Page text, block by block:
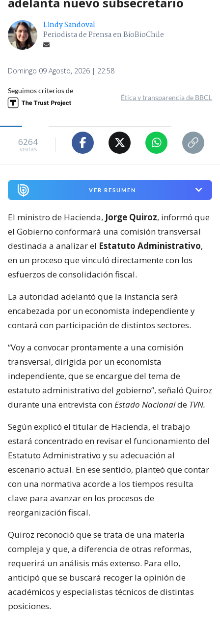
Lindy Sandoval
Periodista de Prensa en BioBioChile
Domingo 09 Agosto, 2026 | 22:58
Seguimos criterios de
Ética y transparencia de BBCL
6264
visitas
VER RESUMEN
El ministro de Hacienda, Jorge Quiroz, informó que
el Gobierno conformará una comisión transversal
destinada a analizar el Estatuto Administrativo,
en un proceso que vinculó directamente con los
esfuerzos de consolidación fiscal.
La autoridad adelantó que la instancia será
encabezada por un economista independiente y
contará con participación de distintos sectores.
“Voy a convocar prontamente a una comisión
transversal, dirigida por un economista
independiente, que se encargue del tema de
estatuto administrativo del gobierno”, señaló Quiroz
durante una entrevista con Estado Nacionalde TVN.
Según explicó el titular de Hacienda, el trabajo
estará concentrado en revisar el funcionamiento del
Estatuto Administrativo y su adecuación al
escenario actual. En ese sentido, planteó que contar
con una normativa acorde a los tiempos resulta
clave para avanzar en los procesos de
reorganización fiscal.
Quiroz reconoció que se trata de una materia
compleja y que, a diferencia de otras reformas,
requerirá un análisis más extenso. Para ello,
anticipó que se buscará recoger la opinión de
académicos y especialistas técnicos de distintas
posiciones.